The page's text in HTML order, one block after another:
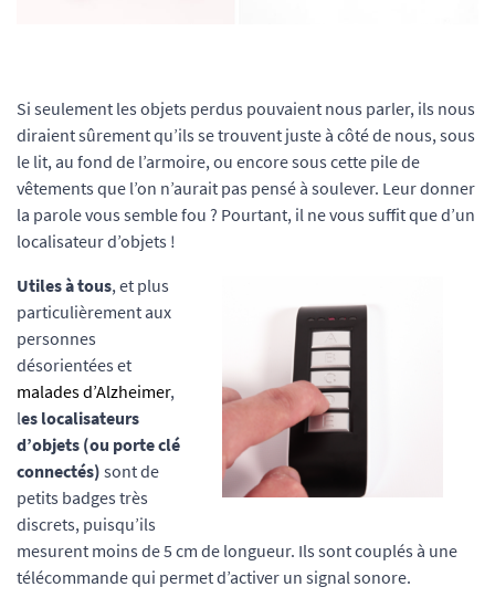
Si seulement les objets perdus pouvaient nous parler, ils nous
diraient sûrement qu’ils se trouvent juste à côté de nous, sous
le lit, au fond de l’armoire, ou encore sous cette pile de
vêtements que l’on n’aurait pas pensé à soulever. Leur donner
la parole vous semble fou ? Pourtant, il ne vous suffit que d’un
localisateur d’objets !
Utiles à tous, et plus
particulièrement aux
personnes
désorientées et
malades d’Alzheimer,
les localisateurs
d’objets (ou porte clé
connectés) sont de
petits badges très
discrets, puisqu’ils
mesurent moins de 5 cm de longueur. Ils sont couplés à une
télécommande qui permet d’activer un signal sonore.